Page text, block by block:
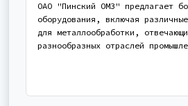
ОАО "Пинский ОМЗ" предлагает
оборудования, включая
для металлообработки,
разнообразных отраслей